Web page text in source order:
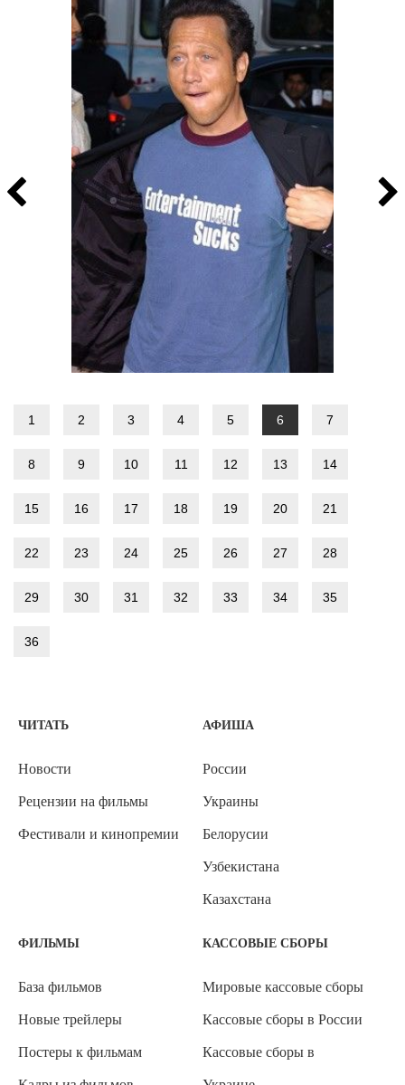
1 2 3 4 5 6 7
8 9 10 11 12 13 14
15 16 17 18 19 20 21
22 23 24 25 26 27 28
29 30 31 32 33 34 35
36
ЧИТАТЬ
Новости
Рецензии на фильмы
Фестивали и кинопремии
АФИША
России
Украины
Белорусии
Узбекистана
Казахстана
ФИЛЬМЫ
База фильмов
Новые трейлеры
Постеры к фильмам
КАССОВЫЕ СБОРЫ
Мировые кассовые сборы
Кассовые сборы в России
Кассовые сборы в